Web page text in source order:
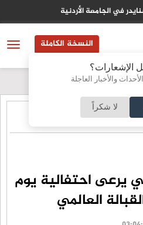
الإشعارات؟
والأخبار العاجلة
لا شكراً
في الجامعة الأردنية
النسخة الكاملة
يرعى احتفالية يوم
العالمي